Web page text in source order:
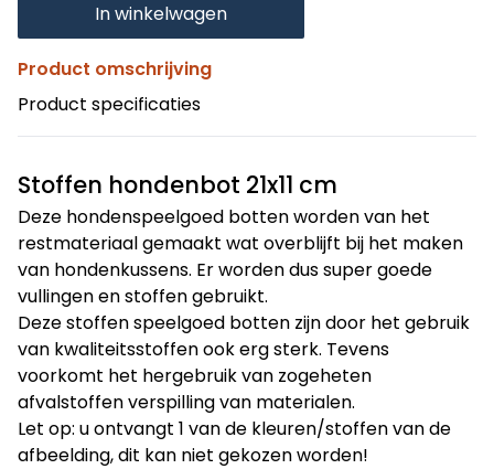
In winkelwagen
Product omschrijving
Product specificaties
Stoffen hondenbot 21x11 cm
Deze hondenspeelgoed botten worden van het
restmateriaal gemaakt wat overblijft bij het maken
van hondenkussens. Er worden dus super goede
vullingen en stoffen gebruikt.
Deze stoffen speelgoed botten zijn door het gebruik
van kwaliteitsstoffen ook erg sterk. Tevens
voorkomt het hergebruik van zogeheten
afvalstoffen verspilling van materialen.
Let op: u ontvangt 1 van de kleuren/stoffen van de
afbeelding, dit kan niet gekozen worden!